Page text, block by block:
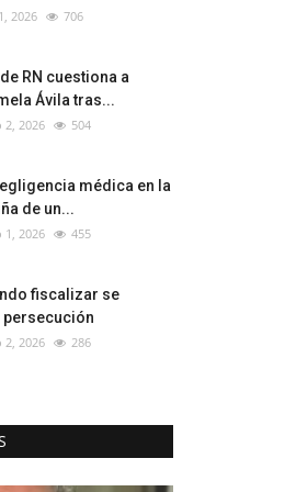
2026 706
RN cuestiona a
Ávila tras...
2, 2026 504
médica en la
de un...
1, 2026 455
fiscalizar se
persecución
2, 2026 286